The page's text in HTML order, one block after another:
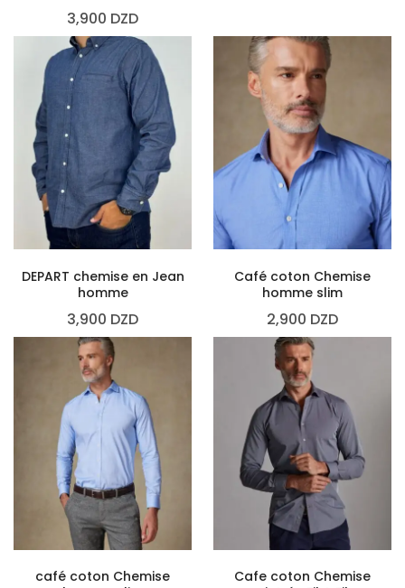
3,900 DZD
DEPART chemise en Jean
homme
3,900 DZD
Café coton Chemise
homme slim
2,900 DZD
café coton Chemise
Cafe coton Chemise